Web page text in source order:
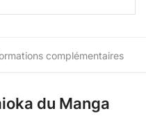
complémentaires
du Manga